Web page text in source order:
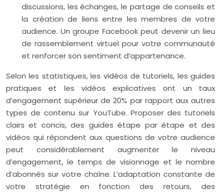
discussions, les échanges, le partage de conseils et
la création de liens entre les membres de votre
audience. Un groupe Facebook peut devenir un lieu
de rassemblement virtuel pour votre communauté
et renforcer son sentiment d’appartenance.
Selon les statistiques, les vidéos de tutoriels, les guides
pratiques et les vidéos explicatives ont un taux
d’engagement supérieur de 20% par rapport aux autres
types de contenu sur YouTube. Proposer des tutoriels
clairs et concis, des guides étape par étape et des
vidéos qui répondent aux questions de votre audience
peut considérablement augmenter le niveau
d’engagement, le temps de visionnage et le nombre
d’abonnés sur votre chaîne. L’adaptation constante de
votre stratégie en fonction des retours, des